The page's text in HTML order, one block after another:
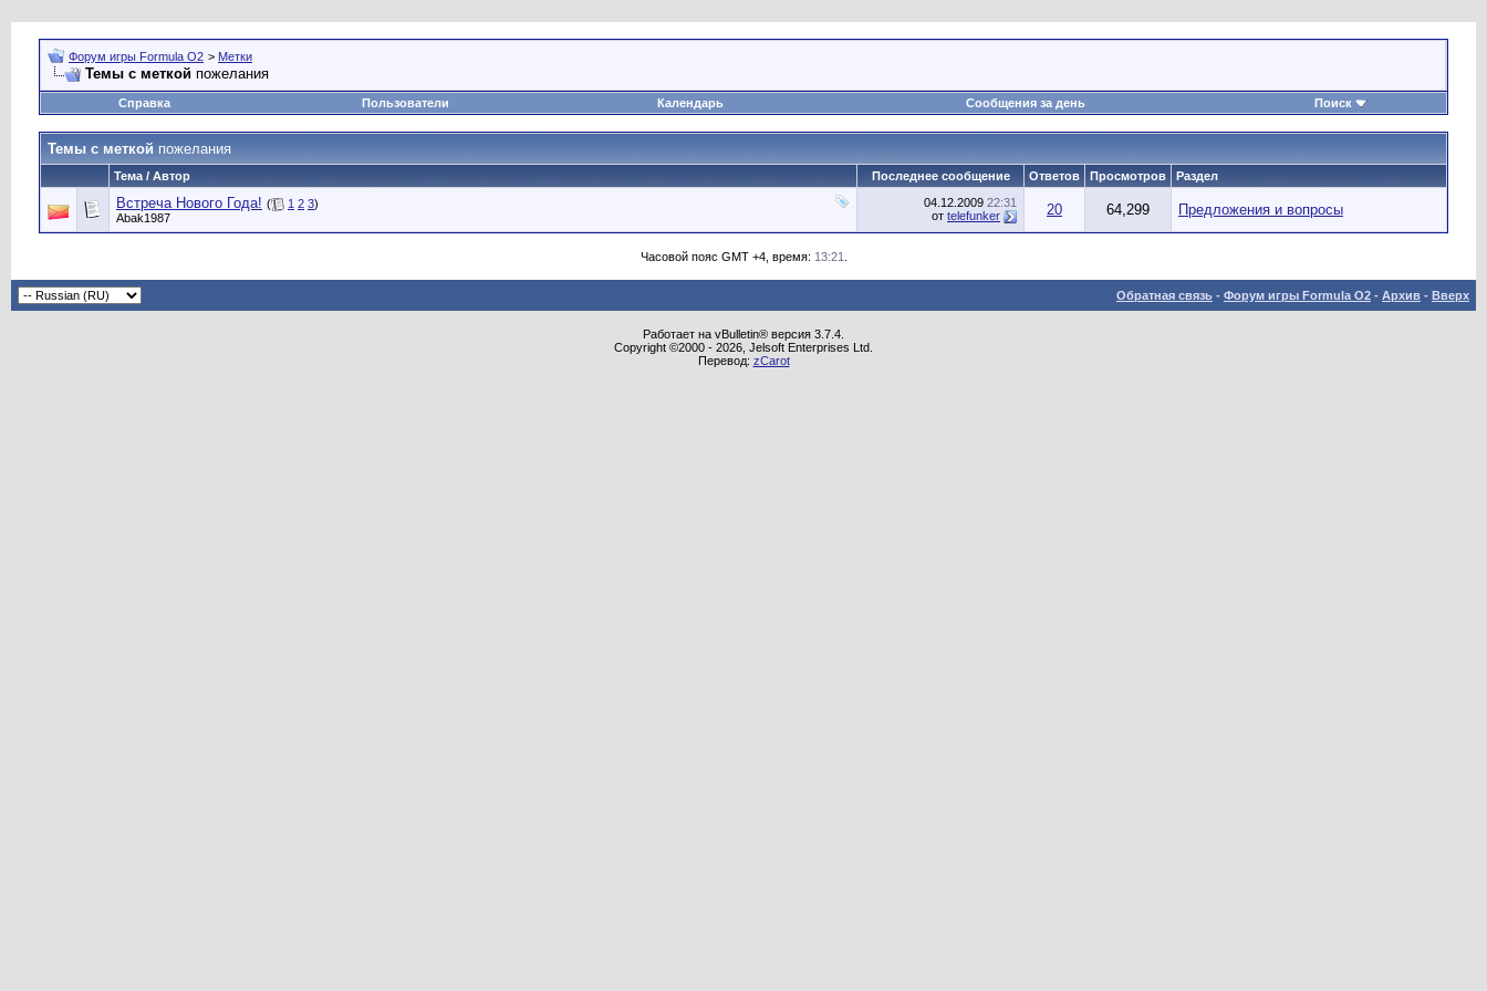
Форум игры Formula O2 > Метки
Темы с меткой пожелания
Справка Пользователи Календарь Сообщения за день Поиск
Темы с меткой пожелания
Тема / Автор Последнее сообщение Ответов Просмотров Раздел
Встреча Нового Года! ( 1 2 3)
Abak1987
04.12.2009 22:31
от telefunker 20 64,299 Предложения и вопросы
Часовой пояс GMT +4, время: 13:21
Обратная связь - Форум игры Formula O2 - Архив - Вверх
Работает на vBulletin® версия 3.7.4.
Copyright ©2000 - 2026, Jelsoft Enterprises Ltd.
Перевод: zCarot